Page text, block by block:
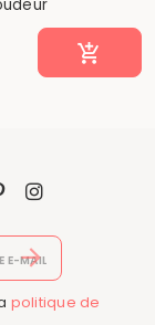
politique de